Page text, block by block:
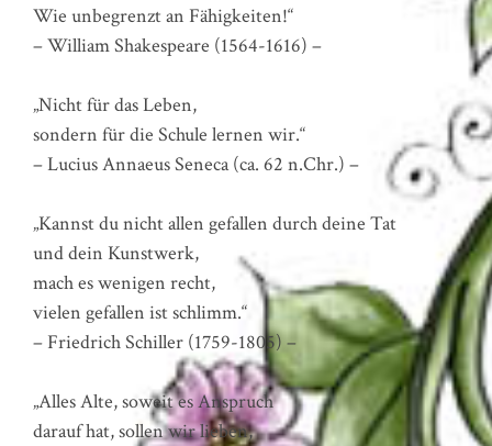
Wie unbegrenzt an Fähigkeiten!“
– William Shakespeare (1564-1616) –
„Nicht für das Leben,
sondern für die Schule lernen wir.“
– Lucius Annaeus Seneca (ca. 62 n.Chr.) –
„Kannst du nicht allen gefallen durch deine Tat
und dein Kunstwerk,
mach es wenigen recht,
vielen gefallen ist schlimm.“
– Friedrich Schiller (1759-1805) –
„Alles Alte, soweit es Anspruch
darauf hat, sollen wir lieben,